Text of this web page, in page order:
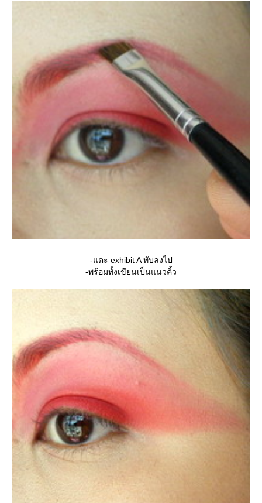
-แตะ exhibit A ทับลงไป
-พร้อมทั้งเขียนเป็นแนวคิ้ว